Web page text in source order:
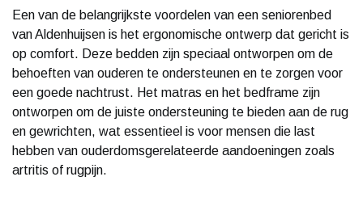
Een van de belangrijkste voordelen van een seniorenbed
van Aldenhuijsen is het ergonomische ontwerp dat gericht is
op comfort. Deze bedden zijn speciaal ontworpen om de
behoeften van ouderen te ondersteunen en te zorgen voor
een goede nachtrust. Het matras en het bedframe zijn
ontworpen om de juiste ondersteuning te bieden aan de rug
en gewrichten, wat essentieel is voor mensen die last
hebben van ouderdomsgerelateerde aandoeningen zoals
artritis of rugpijn.